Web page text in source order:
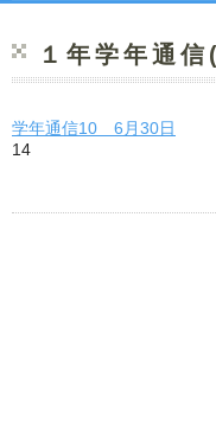
１年学年通
学年通信10 6月30日
14